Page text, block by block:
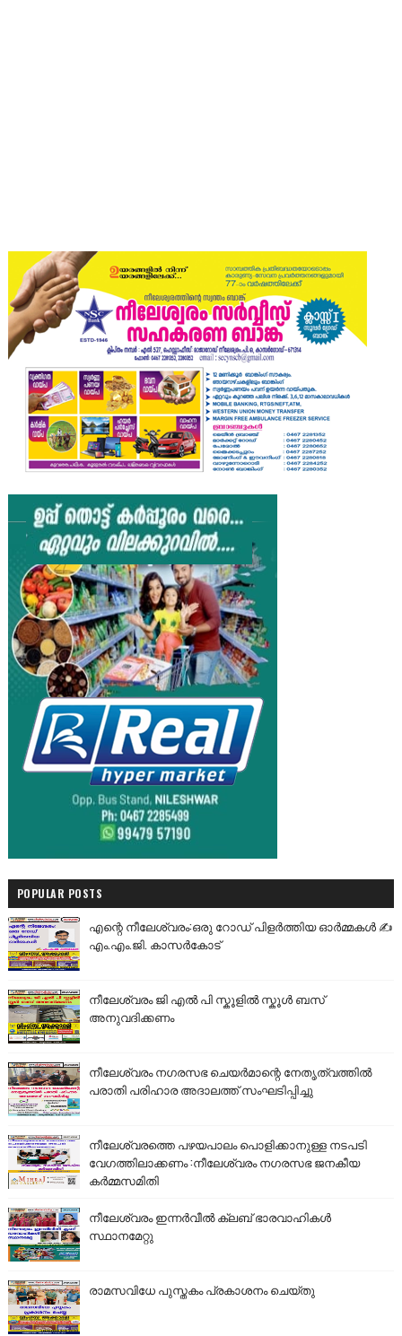
POPULAR POSTS
എന്റെ നീലേശ്വരം:ഒരു റോഡ് പിളർത്തിയ ഓർമ്മകൾ ✍️
എം.എം.ജി. കാസർകോട്
നീലേശ്വരം ജി എൽ പി സ്കൂളിൽ സ്കൂൾ ബസ്
അനുവദിക്കണം
നീലേശ്വരം നഗരസഭ ചെയർമാന്റെ നേതൃത്വത്തിൽ
പരാതി പരിഹാര അദാലത്ത് സംഘടിപ്പിച്ചു
നീലേശ്വരത്തെ പഴയപാലം പൊളിക്കാനുള്ള നടപടി
വേഗത്തിലാക്കണം :നീലേശ്വരം നഗരസഭ ജനകീയ
കർമ്മസമിതി
നീലേശ്വരം ഇന്നർവീൽ ക്ലബ് ഭാരവാഹികൾ
സ്ഥാനമേറ്റു
രാമസവിധേ പുസ്തകം പ്രകാശനം ചെയ്തു